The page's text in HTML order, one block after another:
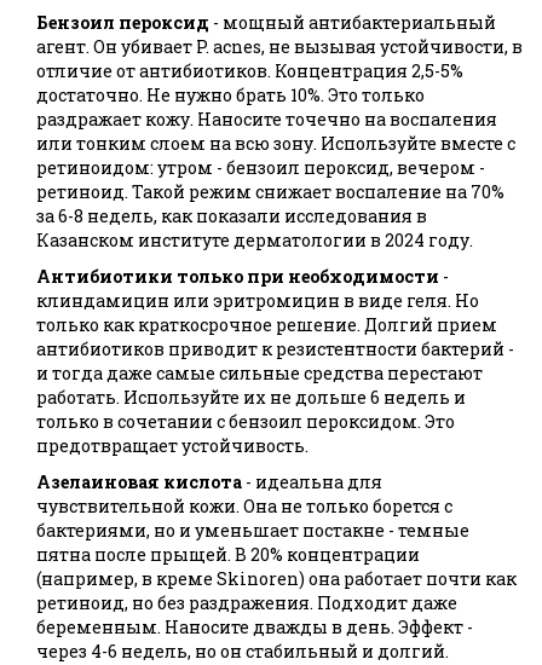
Бензоил пероксид - мощный антибактериальный
агент. Он убивает P. acnes, не вызывая устойчивости, в
отличие от антибиотиков. Концентрация 2,5-5%
достаточно. Не нужно брать 10%. Это только
раздражает кожу. Наносите точечно на воспаления
или тонким слоем на всю зону. Используйте вместе с
ретиноидом: утром - бензоил пероксид, вечером -
ретиноид. Такой режим снижает воспаление на 70%
за 6-8 недель, как показали исследования в
Казанском институте дерматологии в 2024 году.
Антибиотики только при необходимости -
клиндамицин или эритромицин в виде геля. Но
только как краткосрочное решение. Долгий прием
антибиотиков приводит к резистентности бактерий -
и тогда даже самые сильные средства перестают
работать. Используйте их не дольше 6 недель и
только в сочетании с бензоил пероксидом. Это
предотвращает устойчивость.
Азелаиновая кислота - идеальна для
чувствительной кожи. Она не только борется с
бактериями, но и уменьшает постакне - темные
пятна после прыщей. В 20% концентрации
(например, в креме Skinoren) она работает почти как
ретиноид, но без раздражения. Подходит даже
беременным. Наносите дважды в день. Эффект -
через 4-6 недель, но он стабильный и долгий.